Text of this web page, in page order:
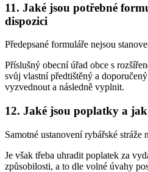
11. Jaké jsou potřebné
dispozici
Předepsané formuláře nejsou
Příslušný obecní úřad obce s
svůj vlastní předtištěný a
vyzvednout a následně vyplnit.
12. Jaké jsou poplatky a
Samotné ustanovení rybářské
Je však třeba uhradit poplatek za
způsobilosti, a to dle volné úvahy